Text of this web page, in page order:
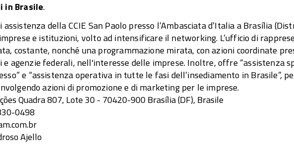
in Brasile.
della CCIE San Paolo presso l’Ambasciata d’Italia a Brasília
e istituzioni, volto ad intensificare il networking. L’ufficio di
costante, nonché una programmazione mirata, con azioni coordinate
agenzie federali, nell'interesse delle imprese. Inoltre, offre “assistenza
e “assistenza operativa in tutte le fasi dell’insediamento in Brasile”,
azioni di promozione e di marketing per le imprese.
Quadra 807, Lote 30 - 70420-900 Brasília (DF), Brasile
0498
Ajello